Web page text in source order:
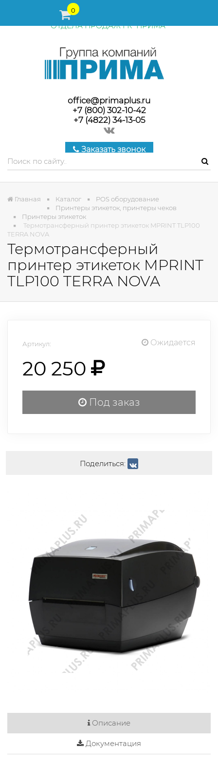
0
ПЕРЕД ОФОРМЛЕНИЕМ ЗАКАЗА, СТОИМОСТЬ И СРОКИ
ПОСТАВКИ ТОВАРА УТОЧНЯЙТЕ У МЕНЕДЖЕРОВ
ОТДЕЛА ПРОДАЖ ГК "ПРИМА"
office@primaplus.ru
+7 (800) 302-10-42
+7 (4822) 34-13-05
Заказать звонок
Главная Каталог
POS оборудование
Принтеры этикеток, принтеры чеков
Принтеры этикеток
Термотрансферный принтер этикеток MPRINT TLP100
TERRA NOVA
Термотрансферный
принтер этикеток MPRINT
TLP100 TERRA NOVA
Артикул: Ожидается
20 250
Под заказ
Поделиться:
Описание
Документация